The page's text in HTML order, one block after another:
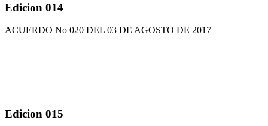
Edicion 014
ACUERDO No 020 DEL 03 DE AGOSTO DE 2017
Edicion 015